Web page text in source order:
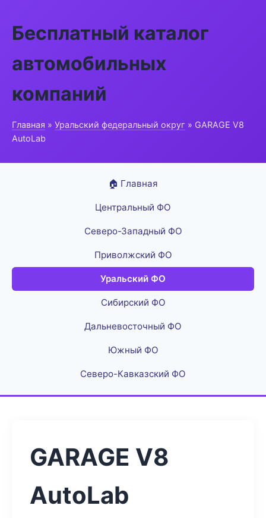
Бесплатный каталог
автомобильных
компаний
Главная » Уральский федеральный округ » GARAGE V8
AutoLab
🏠 Главная
Центральный ФО
Северо-Западный ФО
Приволжский ФО
Уральский ФО
Сибирский ФО
Дальневосточный ФО
Южный ФО
Северо-Кавказский ФО
GARAGE V8
AutoLab